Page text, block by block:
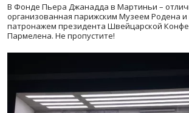
В Фонде Пьера Джанадда в Мартиньи –
организованная парижским Музеем Родена
патронажем президента Швейцарской
Пармелена. Не пропустите!